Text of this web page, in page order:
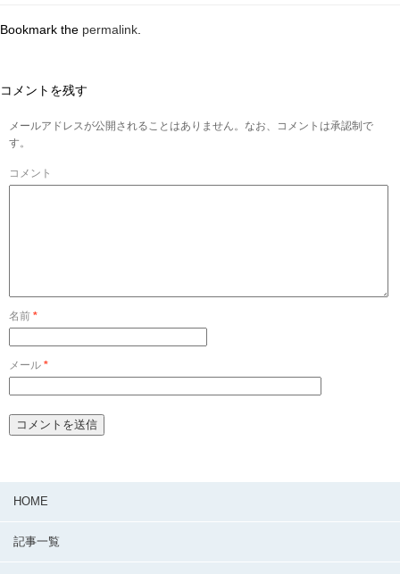
Bookmark the permalink.
コメントを残す
メールアドレスが公開されることはありません。なお、コメントは承認制で
す。
コメント
名前 *
メール *
HOME
記事一覧